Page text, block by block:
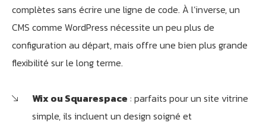
complètes sans écrire une ligne de code. À l’inverse, un
CMS comme WordPress nécessite un peu plus de
configuration au départ, mais offre une bien plus grande
flexibilité sur le long terme.
Wix ou Squarespace : parfaits pour un site vitrine
simple, ils incluent un design soigné et